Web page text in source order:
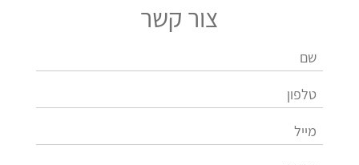
צור קשר